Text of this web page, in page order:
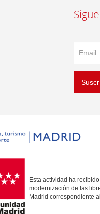
Esta actividad ha
modernización de las
Madrid correspondiente